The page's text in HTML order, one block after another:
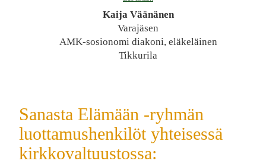
Kaija Väänänen
Varajäsen
AMK-sosionomi diakoni, eläkeläinen
Tikkurila
Sanasta Elämään -ryhmän
luottamushenkilöt yhteisessä
kirkkovaltuustossa: